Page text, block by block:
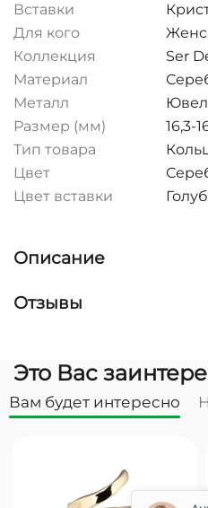
Вставки
Для кого
Коллекция
Ser
Материал
Металл
Размер (мм)
16,3-
Тип товара
Цвет
Цвет вставки
Описание
Отзывы
Это Вас
Вам будет интересно